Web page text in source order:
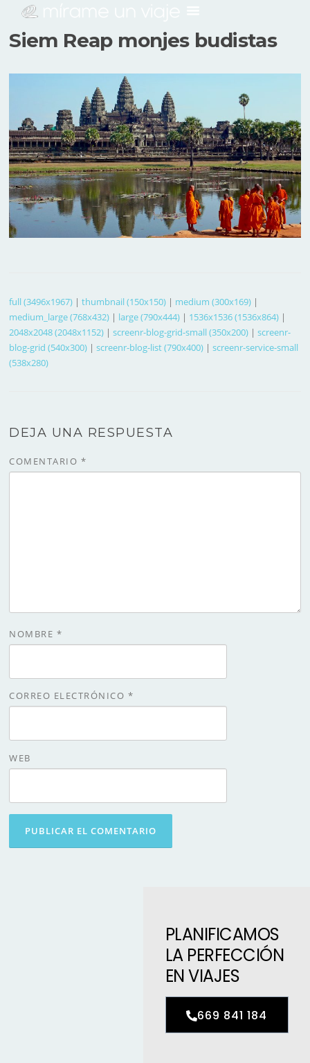
Siem Reap monjes budistas
full (3496x1967) |thumbnail (150x150) | medium (300x169) |
medium_large (768x432) | large (790x444) | 1536x1536 (1536x864) |
2048x2048 (2048x1152) |screenr-blog-grid-small (350x200) |screenr-
blog-grid (540x300) |screenr-blog-list (790x400) |screenr-service-small
(538x280)
DEJA UNA RESPUESTA
COMENTARIO *
NOMBRE *
CORREO ELECTRÓNICO *
WEB
PLANIFICAMOS
LA PERFECCIÓN
EN VIAJES
669 841 184